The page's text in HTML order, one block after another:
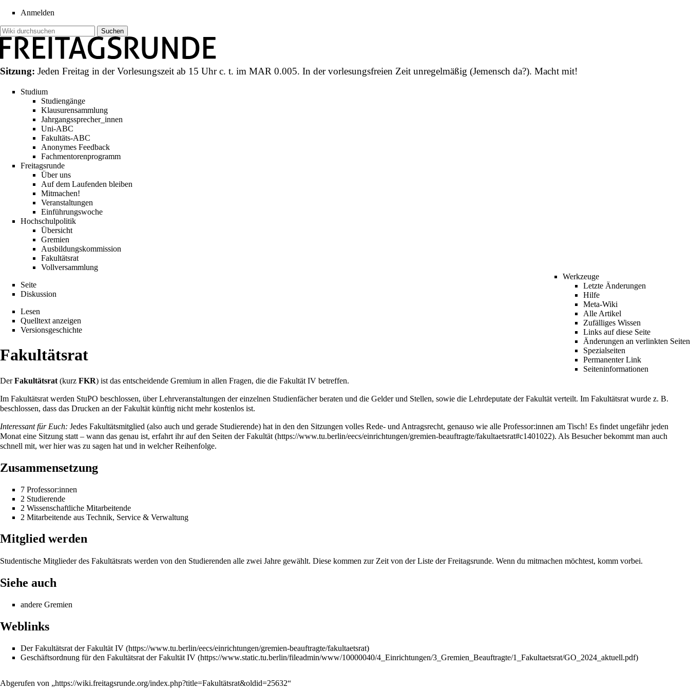
Anmelden
Sitzung: Jeden Freitag in der Vorlesungszeit ab 15 Uhr c. t. im MAR 0.005. In der vorlesungsfreien Zeit unregelmäßig (Jemensch da?). Macht mit!
Studium
Studiengänge
Klausurensammlung
Jahrgangssprecher_innen
Uni-ABC
Fakultäts-ABC
Anonymes Feedback
Fachmentorenprogramm
Freitagsrunde
Über uns
Auf dem Laufenden bleiben
Mitmachen!
Veranstaltungen
Einführungswoche
Hochschulpolitik
Übersicht
Gremien
Ausbildungskommission
Fakultätsrat
Vollversammlung
Werkzeuge
Letzte Änderungen
Hilfe
Meta-Wiki
Alle Artikel
Zufälliges Wissen
Links auf diese Seite
Änderungen an verlinkten Seiten
Spezialseiten
Permanenter Link
Seiten­informationen
Seite
Diskussion
Lesen
Quelltext anzeigen
Versionsgeschichte
Fakultätsrat
DerFakultätsrat (kurz FKR) ist das entscheidende Gremium in allen Fragen, die die Fakultät IV betreffen.
Im Fakultätsrat werden StuPO beschlossen, überLehrveranstaltungen der einzelnen Studienfächer beraten und die Gelder und Stellen, sowie die Lehrdeputate der Fakultät verteilt. Im Fakultätsrat wurde z. B.
beschlossen, dass das Drucken an der Fakultät künftig nicht mehr kostenlos ist.
Interessant für Euch: Jedes Fakultätsmitglied (also auch und gerade Studierende) hat in den den Sitzungen volles Rede- und Antragsrecht, genauso wie alle Professor:innen am Tisch! Es findet ungefähr jeden
Monat eine Sitzung statt – wann das genau ist, erfahrt ihr auf den Seiten der Fakultät
. Als Besucher bekommt man auch
schnell mit, wer hier was zu sagen hat und in welcher Reihenfolge.
Zusammensetzung
7 Professor:innen
2 Studierende
2 Wissenschaftliche Mitarbeitende
2 Mitarbeitende aus Technik, Service & Verwaltung
Mitglied werden
Studentische Mitglieder des Fakultätsrats werden von den Studierenden alle zwei Jahre gewählt. Diese kommen zur Zeit von der Liste der Freitagsrunde. Wenn du mitmachen möchtest, komm vorbei.
Siehe auch
andere Gremien
Weblinks
Der Fakultätsrat der Fakultät IV
Geschäftsordnung für den Fakultätsrat der Fakultät IV
Abgerufen von „https://wiki.freitagsrunde.org/index.php?title=Fakultätsrat&oldid=25632“